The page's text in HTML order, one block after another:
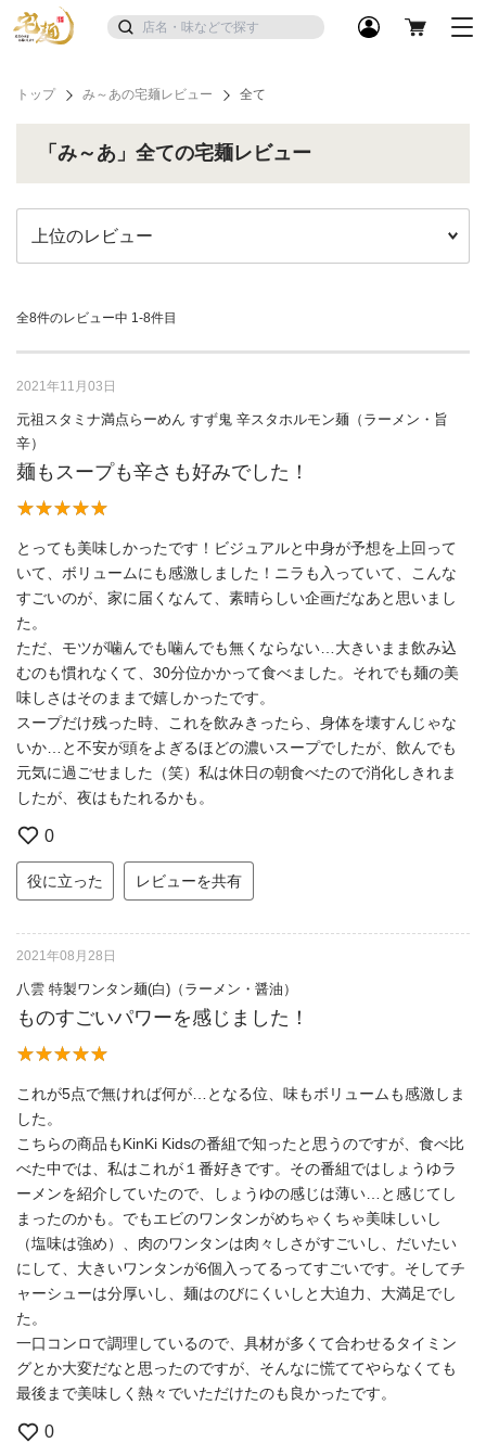
トップ み～あの宅麺レビュー 全て
「み～あ」全ての宅麺レビュー
全8件のレビュー中 1-8件目
2021年11月03日
元祖スタミナ満点らーめん すず鬼 辛スタホルモン麺（ラーメン・旨
辛）
麺もスープも辛さも好みでした！
とっても美味しかったです！ビジュアルと中身が予想を上回って
いて、ボリュームにも感激しました！ニラも入っていて、こんな
すごいのが、家に届くなんて、素晴らしい企画だなあと思いまし
た。
ただ、モツが噛んでも噛んでも無くならない…大きいまま飲み込
むのも慣れなくて、30分位かかって食べました。それでも麺の美
味しさはそのままで嬉しかったです。
スープだけ残った時、これを飲みきったら、身体を壊すんじゃな
いか…と不安が頭をよぎるほどの濃いスープでしたが、飲んでも
元気に過ごせました（笑）私は休日の朝食べたので消化しきれま
したが、夜はもたれるかも。
0
役に立った レビューを共有
2021年08月28日
八雲 特製ワンタン麺(白)（ラーメン・醤油）
ものすごいパワーを感じました！
これが5点で無ければ何が…となる位、味もボリュームも感激しま
した。
こちらの商品もKinKi Kidsの番組で知ったと思うのですが、食べ比
べた中では、私はこれが１番好きです。その番組ではしょうゆラ
ーメンを紹介していたので、しょうゆの感じは薄い…と感じてし
まったのかも。でもエビのワンタンがめちゃくちゃ美味しいし
（塩味は強め）、肉のワンタンは肉々しさがすごいし、だいたい
にして、大きいワンタンが6個入ってるってすごいです。そしてチ
ャーシューは分厚いし、麺はのびにくいしと大迫力、大満足でし
た。
一口コンロで調理しているので、具材が多くて合わせるタイミン
グとか大変だなと思ったのですが、そんなに慌ててやらなくても
最後まで美味しく熱々でいただけたのも良かったです。
0